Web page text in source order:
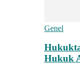
Genel
Hukuk